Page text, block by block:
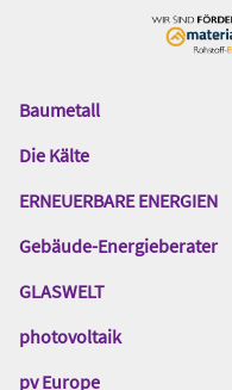
Das
Gentner
Baumetall
Die Kälte
ERNEUERBARE ENERGIEN
Gebäude-Energieberater
GLASWELT
photovoltaik
pv Europe